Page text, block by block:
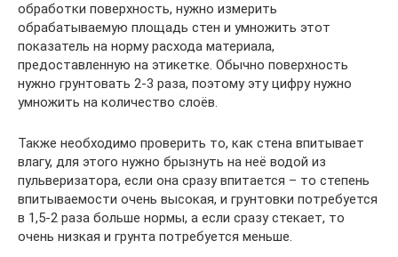
обработки поверхность, нужно измерить
обрабатываемую площадь стен и умножить этот
показатель на норму расхода материала,
предоставленную на этикетке. Обычно поверхность
нужно грунтовать 2-3 раза, поэтому эту цифру нужно
умножить на количество слоёв.
Также необходимо проверить то, как стена впитывает
влагу, для этого нужно брызнуть на неё водой из
пульверизатора, если она сразу впитается – то степень
впитываемости очень высокая, и грунтовки потребуется
в 1,5-2 раза больше нормы, а если сразу стекает, то
очень низкая и грунта потребуется меньше.